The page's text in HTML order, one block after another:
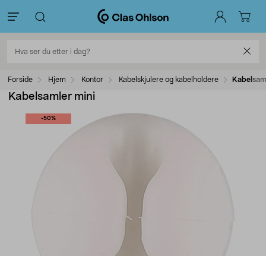
Forside Hjem Kontor Kabelskjulere og kabelholdere
Kabelsamler mini
-50%